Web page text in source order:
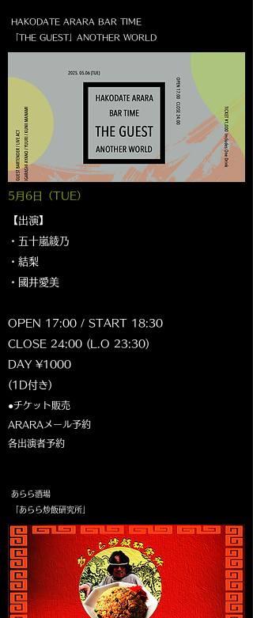
HAKODATE ARARA BAR TIME
「THE GUEST」ANOTHER WORLD
5月6日（TUE）
【出演】
・五十嵐綾乃
・結梨
・國井愛美
OPEN 17:00 / START 18:30
CLOSE 24:00 (L.O 23:30)
DAY ¥1000
(1D付き)
●チケット販売
ARARAメール予約
各出演者予約​
​あらら酒場
「あらら炒飯研究所」